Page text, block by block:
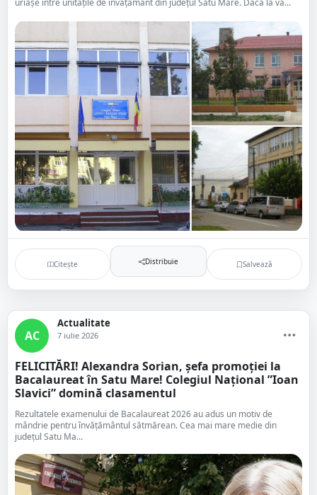
uriașe între unitățile de învățământ din județul Satu Mare. Dacă la vâ...
Citește Distribuie Salvează
AC
Actualitate
7 iulie 2026
FELICITĂRI! Alexandra Sorian, șefa promoției la
Bacalaureat în Satu Mare! Colegiul Național ”Ioan
Slavici” domină clasamentul
Rezultatele examenului de Bacalaureat 2026 au adus un motiv de
mândrie pentru învățământul sătmărean. Cea mai mare medie din
județul Satu Ma...